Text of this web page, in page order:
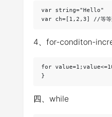
var string="Hello"
4、for-conditon-
for
四、while